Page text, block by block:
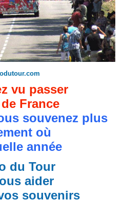
vu passer
France
souvenez plus
où
année
du Tour
aider
souvenirs